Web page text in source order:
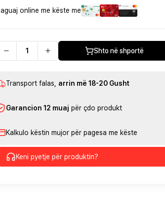
online me këste me
Shto në shportë
Transport falas arrin më 18-20 Gusht
Garancion 12 muaj për çdo produkt
Kalkulo këstin mujor për pagesa me këste
Keni pyetje për produktin?